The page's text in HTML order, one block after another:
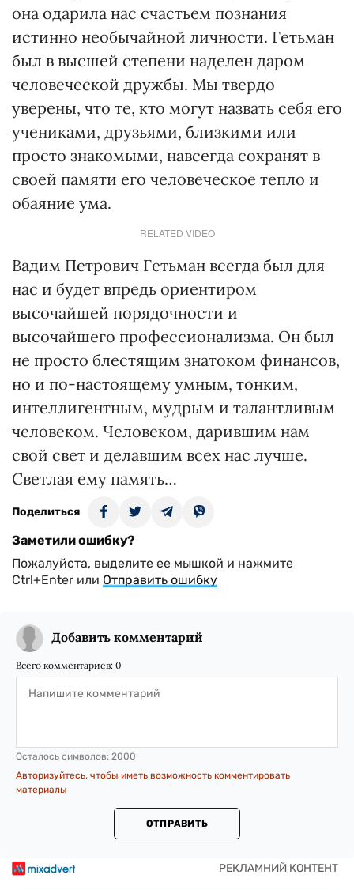
она одарила нас счастьем познания
истинно необычайной личности. Гетьман
был в высшей степени наделен даром
человеческой дружбы. Мы твердо
уверены, что те, кто могут назвать себя его
учениками, друзьями, близкими или
просто знакомыми, навсегда сохранят в
своей памяти его человеческое тепло и
обаяние ума.
RELATED VIDEO
Вадим Петрович Гетьман всегда был для
нас и будет впредь ориентиром
высочайшей порядочности и
высочайшего профессионализма. Он был
не просто блестящим знатоком финансов,
но и по-настоящему умным, тонким,
интеллигентным, мудрым и талантливым
человеком. Человеком, дарившим нам
свой свет и делавшим всех нас лучше.
Светлая ему память…
Поделиться
Заметили ошибку?
Пожалуйста, выделите ее мышкой и нажмите
Ctrl+Enter или Отправить ошибку
Добавить комментарий
Всего комментариев: 0
Осталось символов: 2000
Авторизуйтесь, чтобы иметь возможность комментировать
материалы
ОТПРАВИТЬ